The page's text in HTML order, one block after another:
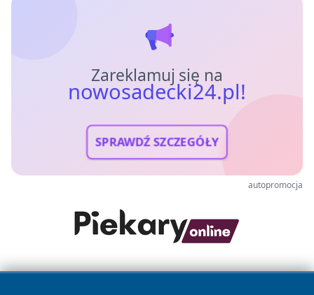
Zareklamuj się na
nowosadecki24.pl!
SPRAWDŹ SZCZEGÓŁY
autopromocja